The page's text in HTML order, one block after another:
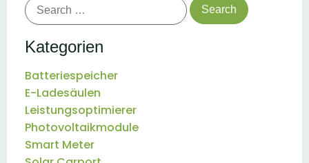
Kategorien
Batteriespeicher
E-Ladesäulen
Leistungsoptimierer
Photovoltaikmodule
Smart Meter